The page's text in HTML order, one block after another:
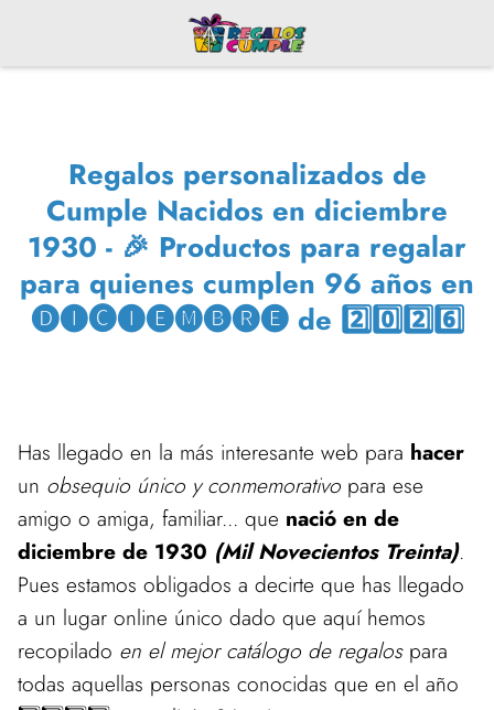
Regalos personalizados de
Cumple Nacidos en diciembre
1930 - 🎉 Productos para regalar
para quienes cumplen 96 años en
🅓🅘🅒🅘🅔🅜🅑🅡🅔 de 2️⃣0️⃣2️⃣6️⃣
Has llegado en la más interesante web para hacer
un obsequio único y conmemorativo para ese
amigo o amiga, familiar... que nació en de
diciembre de 1930 (Mil Novecientos Treinta).
Pues estamos obligados a decirte que has llegado
a un lugar online único dado que aquí hemos
recopilado en el mejor catálogo de regalospara
todas aquellas personas conocidas que en el año